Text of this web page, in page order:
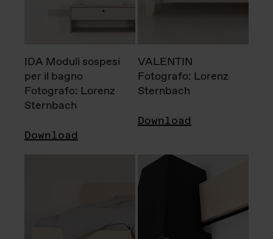
IDA Moduli sospesi
per il bagno
Fotografo: Lorenz
Sternbach
Download
VALENTIN
Fotografo: Lorenz
Sternbach
Download